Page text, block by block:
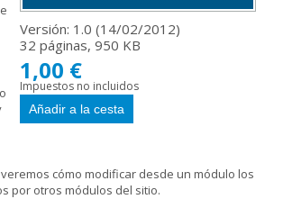
Versión: 1.0 (14/02/2012)
32 páginas, 950 KB
1,00 €
Impuestos no incluidos
cómo modificar desde un módulo los
por otros módulos del sitio.